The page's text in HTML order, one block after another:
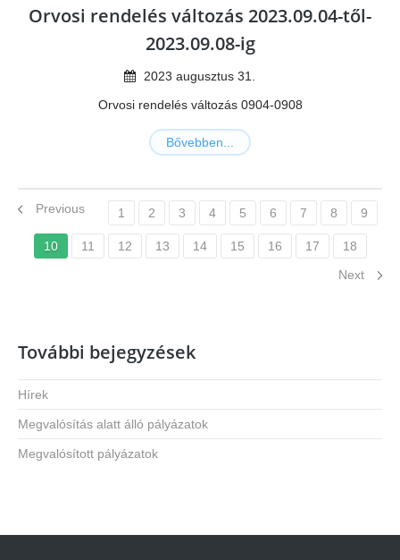
Orvosi rendelés változás 2023.09.04-től-
2023.09.08-ig
2023 augusztus 31
Orvosi rendelés változás 0904-0908
Bővebben...
Previous 1 2 3 4 5 6 7 8 9
10 11 12 13 14 15 16 17
18
Next
További bejegyzések
Hírek
Megvalósítás alatt álló pályázatok
Megvalósított pályázatok